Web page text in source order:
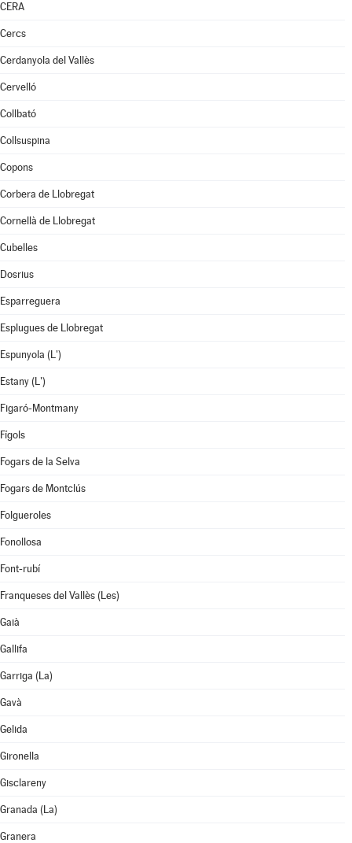
CERA
Cercs
Cerdanyola del Vallès
Cervelló
Collbató
Collsuspina
Copons
Corbera de Llobregat
Cornellà de Llobregat
Cubelles
Dosrius
Esparreguera
Esplugues de Llobregat
Espunyola (L')
Estany (L')
Figaró-Montmany
Fígols
Fogars de la Selva
Fogars de Montclús
Folgueroles
Fonollosa
Font-rubí
Franqueses del Vallès (Les)
Gaià
Gallifa
Garriga (La)
Gavà
Gelida
Gironella
Gisclareny
Granada (La)
Granera